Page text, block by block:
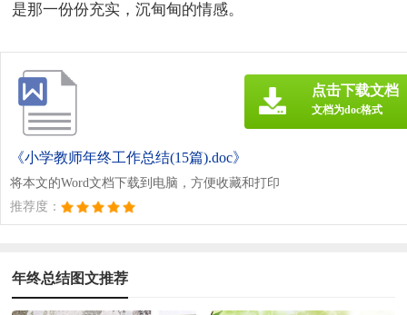
是那一份份充实，沉甸甸的情感。
《小学教师年终工作总结(15篇).doc》
将本文的Word文档下载到电脑，方便收藏和打印
推荐度：
点击下载文档
文档为doc格式
年终总结图文推荐